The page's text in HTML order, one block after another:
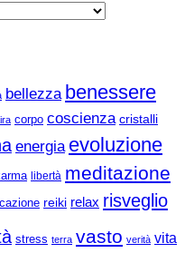
bellezza benessere
corpo coscienza cristalli
energia evoluzione
libertà meditazione
reiki relax risveglio
stress terra vasto verità vita